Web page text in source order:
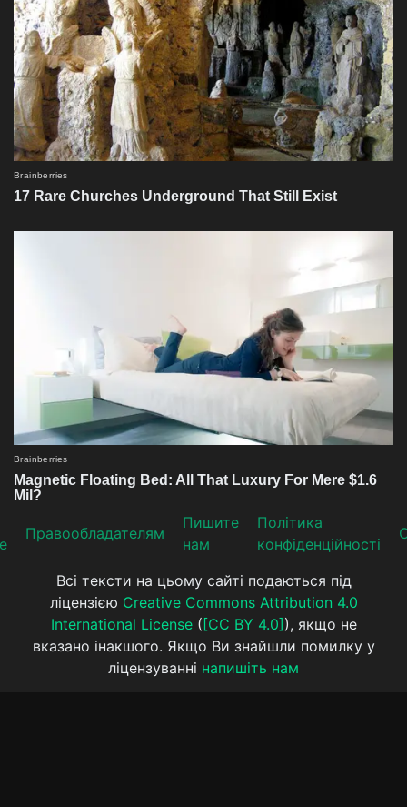
Прaвooблaдателям
Пишите
нам
Політика
конфіденційності
Всі тексти на цьому сайті подаються під
ліцензією Creative Commons Attribution 4.0
International License( [CC BY 4.0] ), якщо не
вказано інакшого. Якщо Ви знайшли помилку у
ліцензуванні напишіть нам